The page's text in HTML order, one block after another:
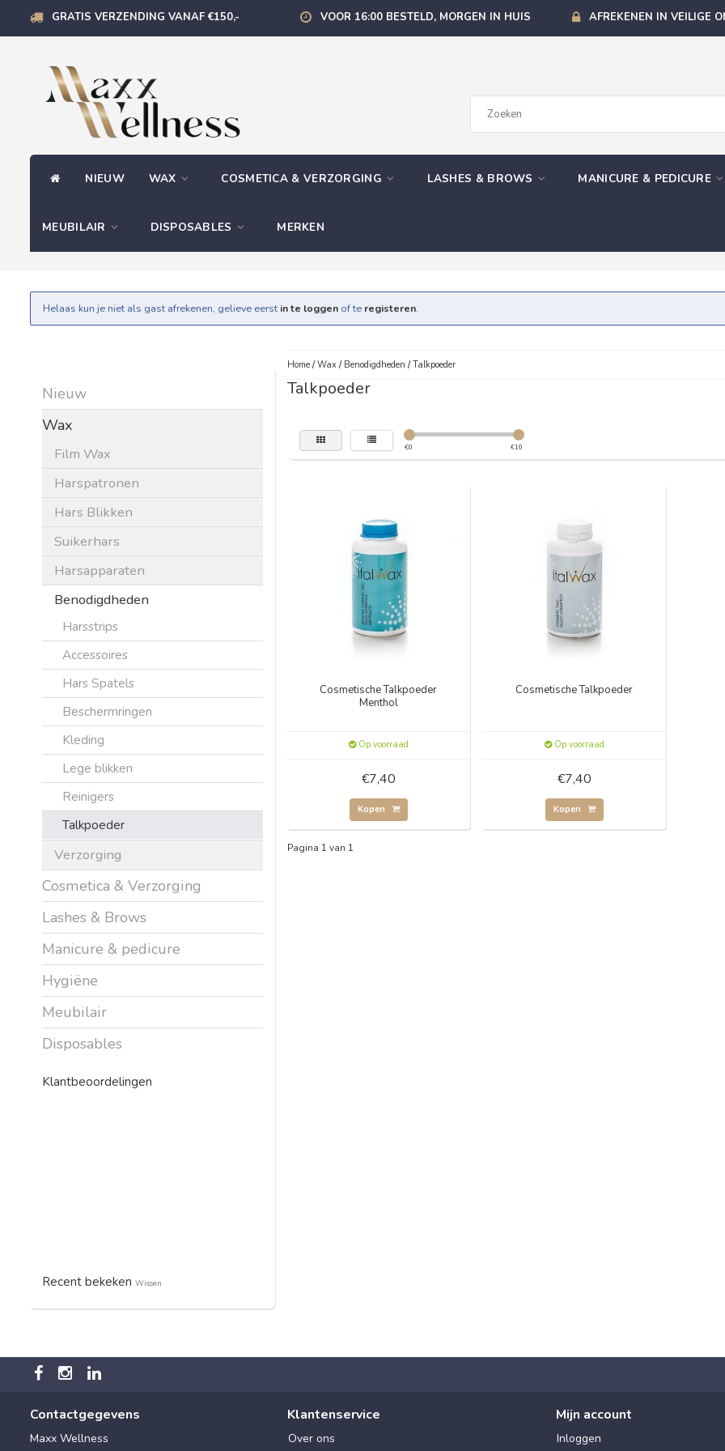
GRATIS VERZENDING VANAF €150,- VOOR 16:00 BESTELD, MORGEN IN HUIS AFREKENEN IN VEILIGE
NIEUW WAX COSMETICA & VERZORGING LASHES & BROWS MANICURE & PEDICURE
MEUBILAIR DISPOSABLES MERKEN
Helaas kun je niet als gast afrekenen, gelieve eerst in te loggen of te registeren.
Nieuw
Wax
Film Wax
Harspatronen
Hars Blikken
Suikerhars
Harsapparaten
Benodigdheden
Harsstrips
Accessoires
Hars Spatels
Beschermringen
Kleding
Lege blikken
Reinigers
Talkpoeder
Verzorging
Cosmetica & Verzorging
Lashes & Brows
Manicure & pedicure
Hygiëne
Meubilair
Disposables
Klantbeoordelingen
Recent bekeken Wissen
Home/Wax/ Benodigdheden /Talkpoeder
Talkpoeder
€0 €10
Cosmetische Talkpoeder
Menthol
Op voorraad
€7,40
Kopen
Cosmetische Talkpoeder
Op voorraad
€7,40
Kopen
Pagina 1 van 1
Contactgegevens
Maxx Wellness
Klantenservice
Over ons
Mijn account
Inloggen